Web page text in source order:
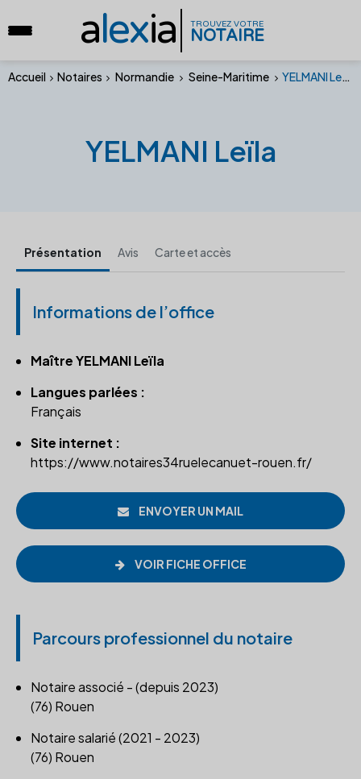
alexia TROUVEZ VOTRE
NOTAIRE
Accueil Notaires Normandie Seine-Maritime YELMANI Leïla
YELMANI Leïla
Présentation Avis Carte et accès
Informations de l’office
Maître YELMANI Leïla
Langues parlées :
Français
Site internet :
https://www.notaires34ruelecanuet-rouen.fr/
ENVOYER UN MAIL
VOIR FICHE OFFICE
Parcours professionnel du notaire
Notaire associé - (depuis 2023)
(76) Rouen
Notaire salarié (2021 - 2023)
(76) Rouen